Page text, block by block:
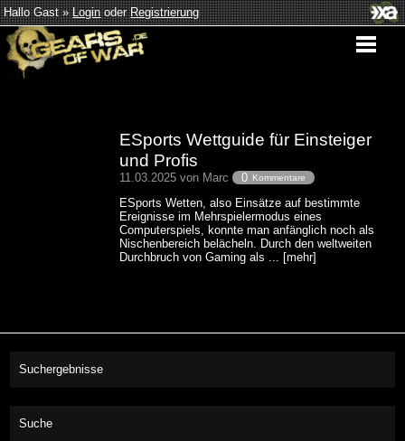
Hallo Gast »LoginoderRegistrierung
ESports Wettguide für Einsteiger
und Profis
11.03.2025 von Marc 0 Kommentare
ESports Wetten, also Einsätze auf bestimmte
Ereignisse im Mehrspielermodus eines
Computerspiels, konnte man anfänglich noch als
Nischenbereich belächeln. Durch den weltweiten
Durchbruch von Gaming als ... [mehr]
Suchergebnisse
Suche